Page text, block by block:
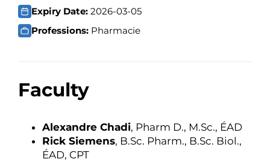
Expiry Date: 2026-03-05
Professions: Pharmacie
Faculty
Alexandre Chadi, Pharm D., M.Sc., ÉAD
Rick Siemens, B.Sc. Pharm., B.Sc. Biol.,
ÉAD, CPT